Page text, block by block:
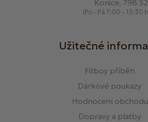
Konice, 798 52
(Po - Pá 7:00 - 15:30
Užitečné
Fitboy příběh
Dárkové poukazy
Hodnocení obchodu
Dopravy a platby